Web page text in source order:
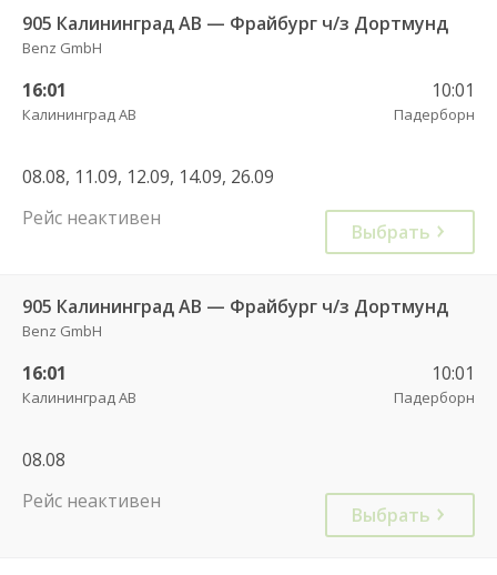
905 Калининград АВ — Фрайбург ч/з Дортмунд
Benz GmbH
16:01
Калининград АВ
10:01
Падерборн
08.08, 11.09, 12.09, 14.09, 26.09
Рейс неактивен
Выбрать
905 Калининград АВ — Фрайбург ч/з Дортмунд
Benz GmbH
16:01
Калининград АВ
10:01
Падерборн
08.08
Рейс неактивен
Выбрать